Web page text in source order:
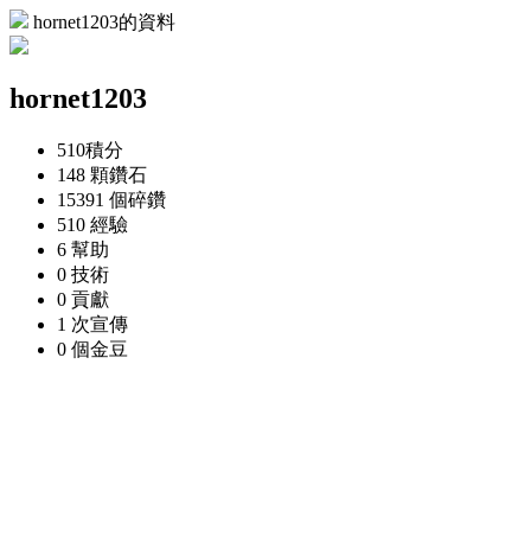
hornet1203的資料
hornet1203
510積分
148 顆鑽石
15391 個碎鑽
510 經驗
6 幫助
0 技術
0 貢獻
1 次宣傳
0 個金豆